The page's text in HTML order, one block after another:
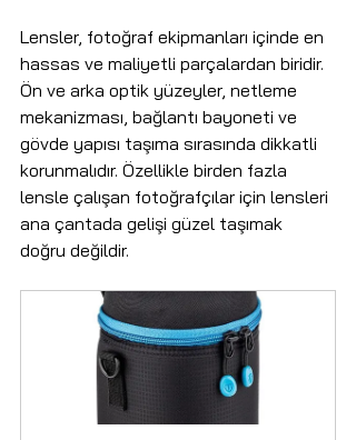
Lensler, fotoğraf ekipmanları içinde en
hassas ve maliyetli parçalardan biridir.
Ön ve arka optik yüzeyler, netleme
mekanizması, bağlantı bayoneti ve
gövde yapısı taşıma sırasında dikkatli
korunmalıdır. Özellikle birden fazla
lensle çalışan fotoğrafçılar için lensleri
ana çantada gelişi güzel taşımak
doğru değildir.